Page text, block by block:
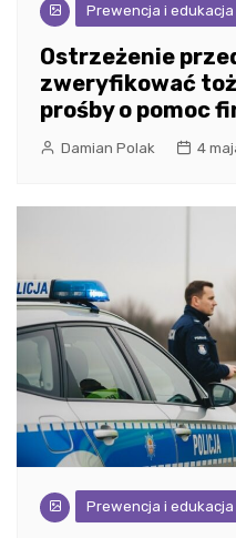
Prewencja i
Ostrzeżenie
zweryfikować
prośby o pomoc
Damian Polak 4
Prewencja i